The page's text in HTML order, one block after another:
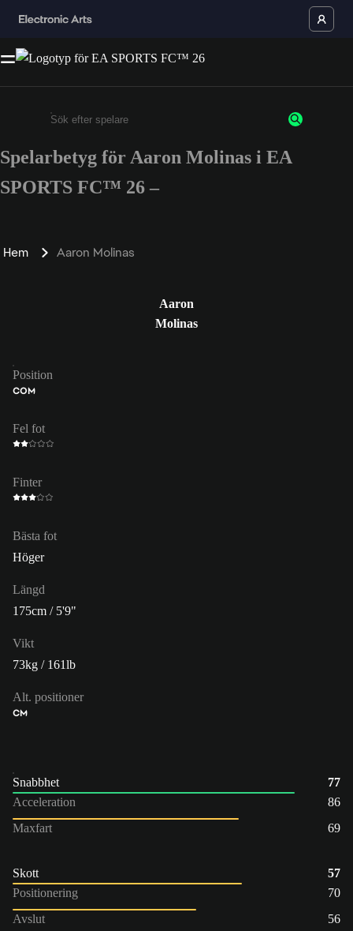
Ange minst 3 tecken eller siffror
Spelarbetyg för Aaron Molinas i EA
SPORTS FC™ 26 –
Hem Aaron Molinas
Aaron
Molinas
Position
COM
Fel fot
Finter
Bästa fot
Höger
Längd
175cm / 5'9"
Vikt
73kg / 161lb
Alt. positioner
CM
Snabbhet
77
Acceleration
86
Maxfart
69
Skott
57
Positionering
70
Avslut
56